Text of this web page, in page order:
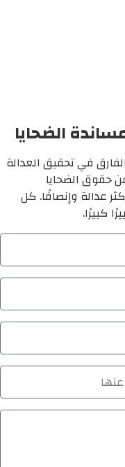
الضحايا
في تحقيق العدالة
حقوق الضحايا
عدالة وإنصافًا. كل
كبيرًا.